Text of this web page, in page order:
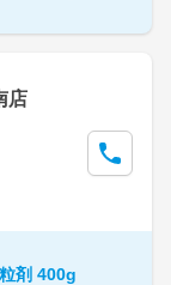
店
剤 400g